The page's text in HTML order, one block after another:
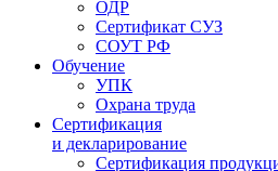
ОДР
Сертификат СУЗ
СОУТ РФ
Обучение
УПК
Охрана труда
Сертификация
и декларирование
Сертификация